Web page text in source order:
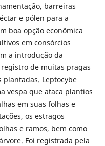
barreiras
e pólen para a
boa opção econômica
em consórcios
a introdução da
de muitas pragas
plantadas. Leptocybe
vespa que ataca plantios
em suas folhas e
os estragos
e ramos, bem como
Foi registrada pela